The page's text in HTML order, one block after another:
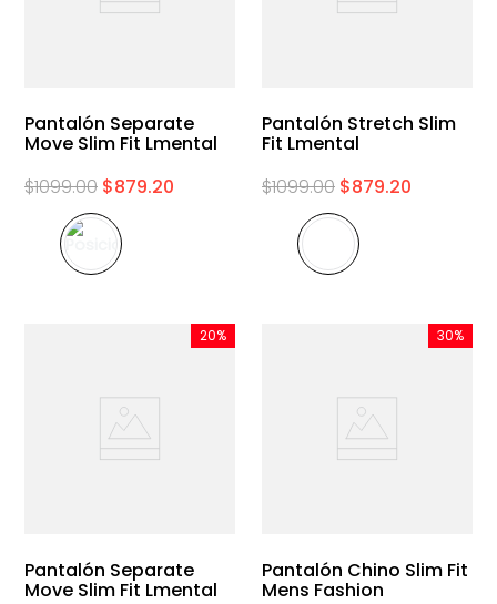
Pantalón Separate
Move Slim Fit Lmental
$1099.00 $879.20
Pantalón Stretch Slim
Fit Lmental
$1099.00 $879.20
20%
Pantalón Separate
Move Slim Fit Lmental
30%
Pantalón Chino Slim Fit
Mens Fashion